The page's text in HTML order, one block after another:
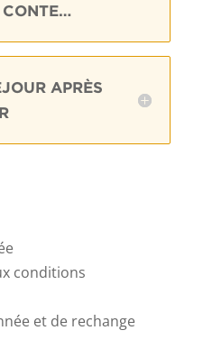
CONTE…
APRÈS
conditions
et de rechange